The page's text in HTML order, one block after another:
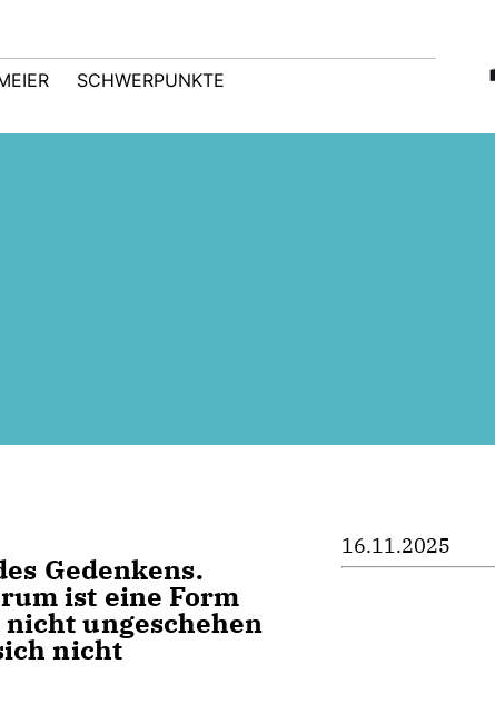
SCHWERPUNKTE
Gedenkens.
ist eine Form
ungeschehen
nicht
16.11.2025